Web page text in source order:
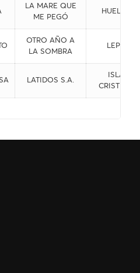
LA MARE QUE
ME PEGÓ
HUELVA
OTRO AÑO A
LA SOMBRA
LEPE
LATIDOS S.A.
ISLA
CRISTINA